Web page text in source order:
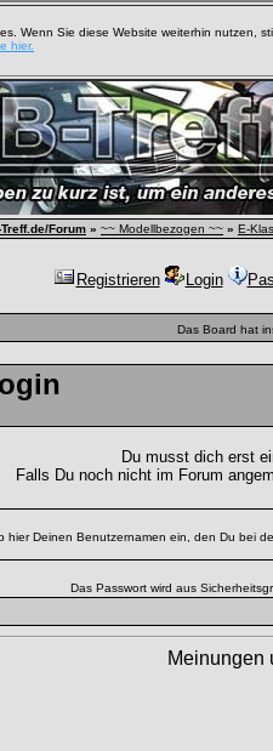
Wenn Sie diese Website weiterhin nutzen,
hier.
Treff.de/Forum » ~~ Modellbezogen ~~ » E-
Registrieren Login
Das Board hat
Du musst dich erst
Falls Du noch nicht im Forum
hier Deinen Benutzernamen ein, den Du bei
Das Passwort wird aus
Meinungen